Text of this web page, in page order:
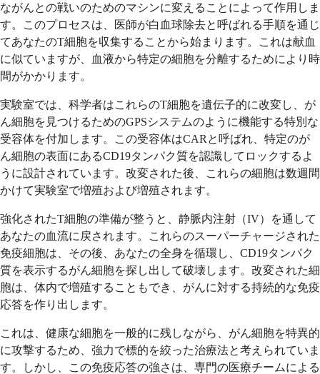
ながんとの戦いのためのマシンに変えることによって作用しま
す。このプロセスは、医師が白血球除去と呼ばれる手順を通じ
てあなたのT細胞を収集することから始まります。これは献血
に似ていますが、血液から特定の細胞を分離するためにより時
間がかかります。
実験室では、科学者はこれらのT細胞を遺伝子的に改変し、が
ん細胞を見つけるためのGPSシステムのように機能する特別な
受容体を付加します。この受容体はCARと呼ばれ、特定のが
ん細胞の表面にあるCD19タンパク質を認識してロックするよ
うに設計されています。改変された後、これらの細胞は数週間
かけて実験室で増殖および増殖されます。
強化されたT細胞の準備が整うと、静脈内注射（IV）を通して
あなたの血流に戻されます。これらのスーパーチャージされた
免疫細胞は、その後、あなたの全身を循環し、CD19タンパク
質を表示するがん細胞を探し出して破壊します。改変された細
胞は、体内で増殖することもでき、がんに対する持続的な免疫
応答を作り出します。
これは、健康な細胞を一般的に残しながら、がん細胞を特異的
に攻撃するため、強力で標的を絞った治療法と考えられていま
す。しかし、この免疫応答の強さは、専門の医療チームによる